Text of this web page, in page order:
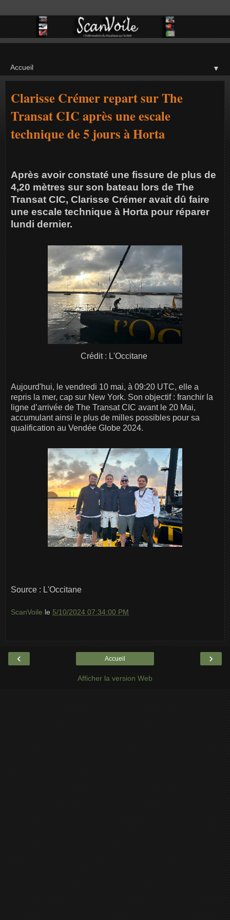
▼
Clarisse Crémer repart sur The
Transat CIC après une escale
technique de 5 jours à Horta
Après avoir constaté une fissure de plus de
4,20 mètres sur son bateau lors de The
Transat CIC, Clarisse Crémer avait dû faire
une escale technique à Horta pour réparer
lundi dernier.
Crédit : L'Occitane
Aujourd'hui, le vendredi 10 mai, à 09:20 UTC, elle a
repris la mer, cap sur New York. Son objectif : franchir la
ligne d’arrivée de The Transat CIC avant le 20 Mai,
accumulant ainsi le plus de milles possibles pour sa
qualification au Vendée Globe 2024.
Source : L'Occitane
ScanVoile le 5/10/2024 07:34:00 PM
‹ ›
Accueil
Afficher la version Web